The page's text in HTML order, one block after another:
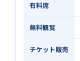
有料席
無料観覧
チケット販売